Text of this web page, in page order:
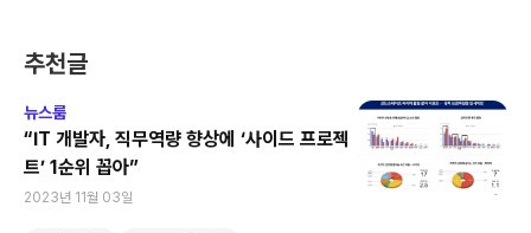
추천글
뉴스룸
“IT 개발자, 직무역량 향상에 ‘사이드 프로젝
트’ 1순위 꼽아”
2023년 11월 03일